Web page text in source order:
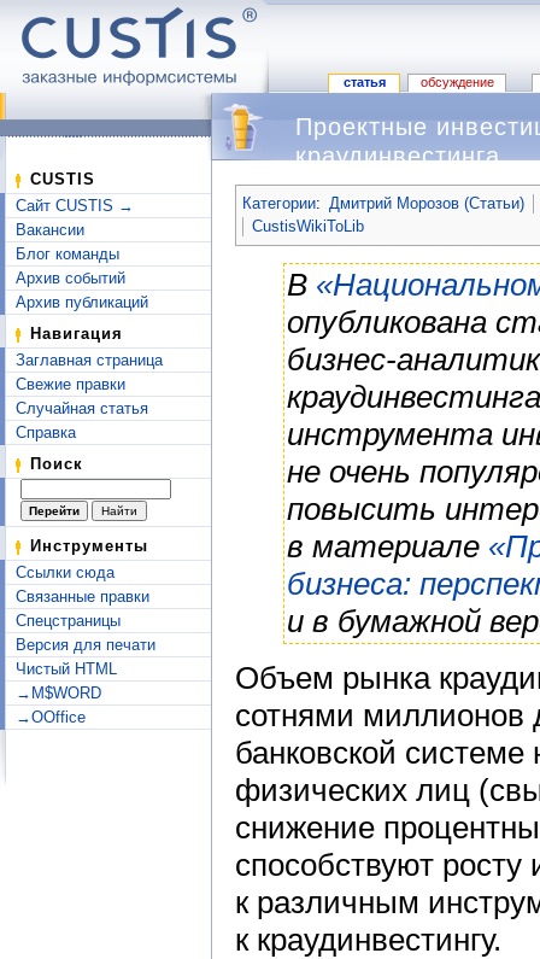
статья обсуждение
CUSTIS
Сайт CUSTIS →
Вакансии
Блог команды
Архив событий
Архив публикаций
Навигация
Заглавная страница
Свежие правки
Случайная статья
Справка
Поиск
Инструменты
Ссылки сюда
Связанные правки
Спецстраницы
Версия для печати
Чистый HTML
→M$WORD
→OOffice
Проектные
краудинвестинга
Категории: Дмитрий Морозов (Статьи)
CustisWikiToLib
В
опубликована
бизнес-
инструмента
не очень
повысить
в материале
бизнеса:
и в бумажной
Объем рынка
сотнями миллионов
банковской
физических лиц
снижение
способствуют
к различным
к краудинвестингу.